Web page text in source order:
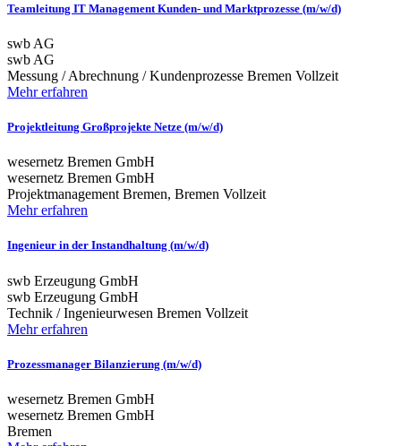
Teamleitung IT Management Kunden- und Marktprozesse (m/w/d)
swb AG
swb AG
Messung / Abrechnung / Kundenprozesse Bremen Vollzeit
Mehr erfahren
Projektleitung Großprojekte Netze (m/w/d)
wesernetz Bremen GmbH
wesernetz Bremen GmbH
Projektmanagement Bremen, Bremen Vollzeit
Mehr erfahren
Ingenieur in der Instandhaltung (m/w/d)
swb Erzeugung GmbH
swb Erzeugung GmbH
Technik / Ingenieurwesen Bremen Vollzeit
Mehr erfahren
Prozessmanager Bilanzierung (m/w/d)
wesernetz Bremen GmbH
wesernetz Bremen GmbH
Bremen